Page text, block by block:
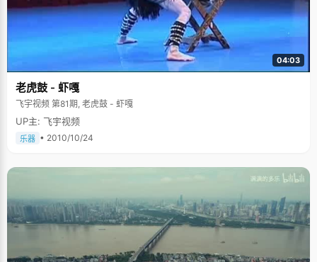
04:03
老虎鼓 - 虾嘎
飞宇视频 第81期, 老虎鼓 - 虾嘎
UP主: 飞宇视频
乐器 • 2010/10/24